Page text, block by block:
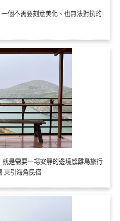
個不需要刻意美化、也無法對抗的
是需要一場安靜的邊境感離島旅行
東引海角民宿